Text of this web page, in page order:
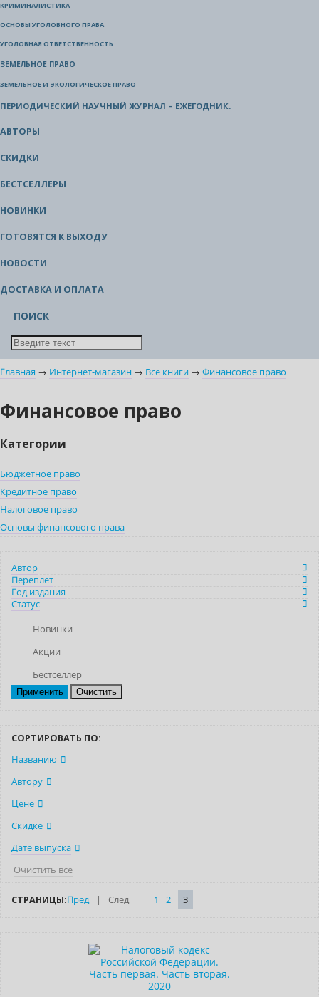
КРИМИНАЛИСТИКА
ОСНОВЫ УГОЛОВНОГО ПРАВА
УГОЛОВНАЯ ОТВЕТСТВЕННОСТЬ
ЗЕМЕЛЬНОЕ ПРАВО
ЗЕМЕЛЬНОЕ И ЭКОЛОГИЧЕСКОЕ ПРАВО
ПЕРИОДИЧЕСКИЙ НАУЧНЫЙ ЖУРНАЛ – ЕЖЕГОДНИК.
АВТОРЫ
СКИДКИ
БЕСТСЕЛЛЕРЫ
НОВИНКИ
ГОТОВЯТСЯ К ВЫХОДУ
НОВОСТИ
ДОСТАВКА И ОПЛАТА
ПОИСК
Главная → Интернет-магазин → Все книги → Финансовое право
Финансовое право
Категории
Бюджетное право
Кредитное право
Налоговое право
Основы финансового права
Автор
Переплет
Год издания
Статус
Новинки
Акции
Бестселлер
Очистить
СОРТИРОВАТЬ ПО:
Названию
Автору
Цене
Скидке
Дате выпуска
Очистить все
СТРАНИЦЫ:Пред | След 1 2 3